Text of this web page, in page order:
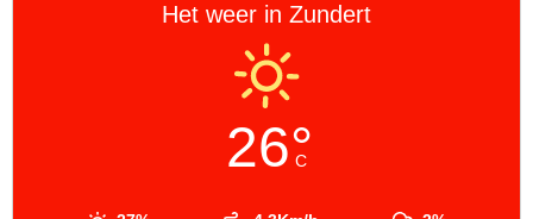
Het weer in Zundert
26°
C